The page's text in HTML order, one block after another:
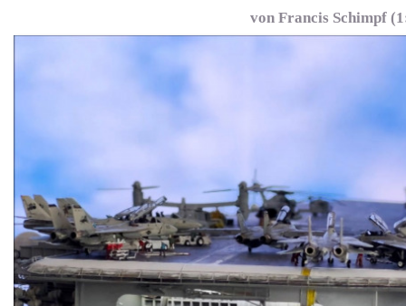
von Francis Schimpf